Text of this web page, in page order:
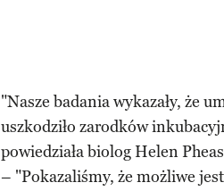
"Nasze badania wykazały, że
uszkodziło zarodków
powiedziała biolog Helen
– "Pokazaliśmy, że możliwe